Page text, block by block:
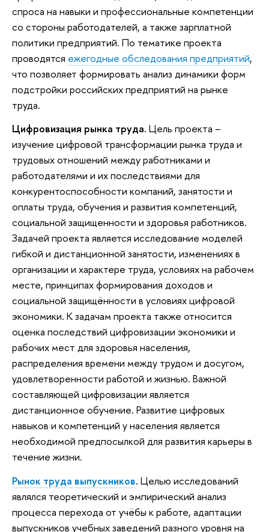
спроса на навыки и профессиональные компетенции
со стороны работодателей, а также зарплатной
политики предприятий. По тематике проекта
проводятся ежегодные обследования предприятий,
что позволяет формировать анализ динамики форм
подстройки российских предприятий на рынке
труда.
Цифровизация рынка труда. Цель проекта –
изучение цифровой трансформации рынка труда и
трудовых отношений между работниками и
работодателями и их последствиями для
конкурентоспособности компаний, занятости и
оплаты труда, обучения и развития компетенций,
социальной защищенности и здоровья работников.
Задачей проекта является исследование моделей
гибкой и дистанционной занятости, изменениях в
организации и характере труда, условиях на рабочем
месте, принципах формирования доходов и
социальной защищённости в условиях цифровой
экономики. К задачам проекта также относится
оценка последствий цифровизации экономики и
рабочих мест для здоровья населения,
распределения времени между трудом и досугом,
удовлетворенности работой и жизнью. Важной
составляющей цифровизации является
дистанционное обучение. Развитие цифровых
навыков и компетенций у населения является
необходимой предпосылкой для развития карьеры в
течение жизни.
Рынок труда выпускников. Целью исследований
являлся теоретический и эмпирический анализ
процесса перехода от учёбы к работе, адаптации
выпускников учебных заведений разного уровня на